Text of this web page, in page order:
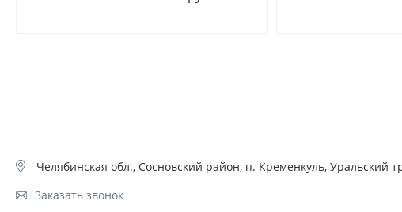
Челябинская обл., Сосновский район, п. Кременкуль, Уральский
Заказать звонок